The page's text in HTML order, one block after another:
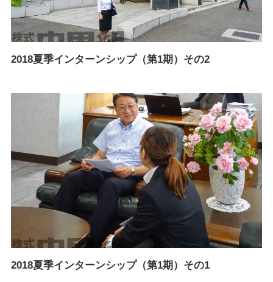
2018夏季インターンシップ（第1期）その2
2018夏季インターンシップ（第1期）その1